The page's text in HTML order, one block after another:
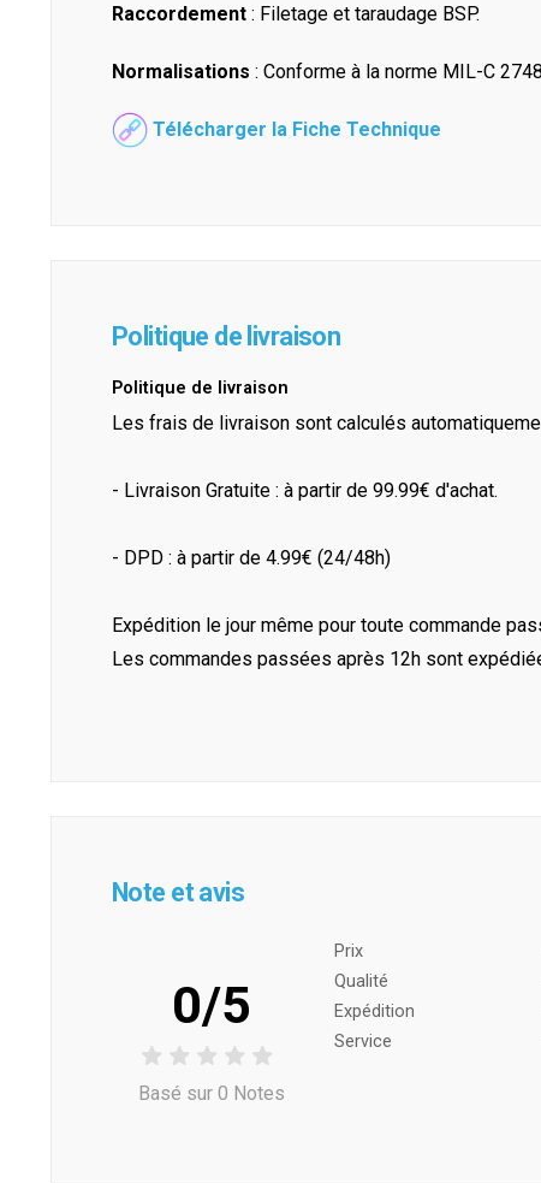
Raccordement : Filetage et taraudage BSP.
Normalisations : Conforme à la norme MIL-C
Télécharger la Fiche Technique
Politique de livraison
Politique de livraison
Les frais de livraison sont calculés
- Livraison Gratuite : à partir de 99.99€ d'achat.
- DPD : à partir de 4.99€ (24/48h)
Expédition le jour même pour toute commande
Les commandes passées après 12h sont
Note et avis
0/5
Basé sur 0 Notes
Prix ​​
Qualité
Expédition
Service